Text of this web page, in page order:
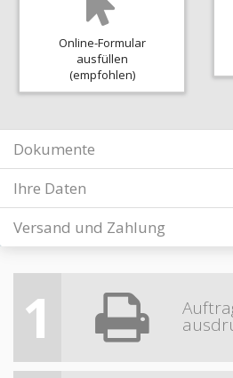
Online-Formular
ausfüllen
(empfohlen)
Dokumente
Ihre Daten
Versand und Zahlung
1